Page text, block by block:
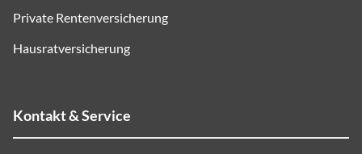
Private Rentenversicherung
Hausratversicherung
Kontakt & Service